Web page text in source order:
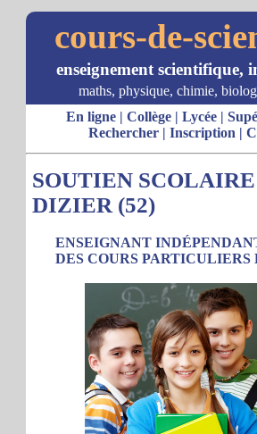
cours-de-
enseignement scientifique,
maths, physique, chimie,
En ligne| Collège| Lycée|
Rechercher| Inscription |
SOUTIEN
DIZIER (52)
ENSEIGNANT
DES COURS PARTICULIERS